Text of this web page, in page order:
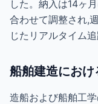
した。納入は14ヶ
合わせて調整され,
じたリアルタイム
船舶建造にお
造船および船舶工